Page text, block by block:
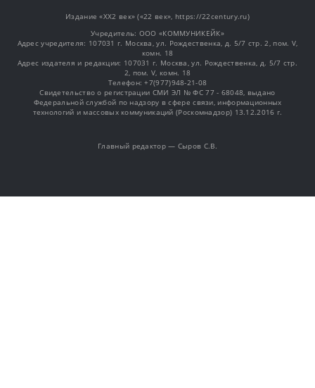
Издание «XX2 век» («22 век», https://22century.ru)
Учредитель: OOO «КОММУНИКЕЙК»
Адрес учредителя: 107031 г. Москва, ул. Рождественка, д. 5/7 стр. 2, пом. V,
комн. 18
Адрес издателя и редакции: 107031 г. Москва, ул. Рождественка, д. 5/7 стр.
2, пом. V, комн. 18
Телефон: +7(977)948-21-08
Свидетельство о регистрации СМИ ЭЛ № ФС 77 - 68048, выдано
Федеральной службой по надзору в сфере связи, информационных
технологий и массовых коммуникаций (Роскомнадзор) 13.12.2016 г.
Главный редактор — Сыров С.В.